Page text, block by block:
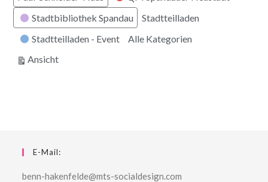
Stadtbibliothek Spandau
Stadtteilladen
Stadtteilladen - Event
Alle Kategorien
Ansichtausdrucken
E-Mail:
benn-hakenfelde@mts-socialdesign.com